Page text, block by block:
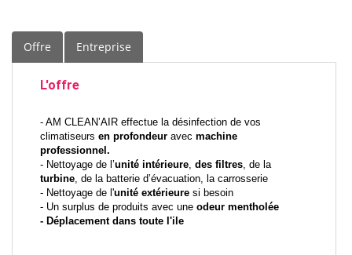
Offre Entreprise
L'offre
- AM CLEAN’AIR effectue la désinfection de vos
climatiseurs en profondeur avec machine
professionnel.
- Nettoyage de l’unité intérieure, des filtres, de la
turbine, de la batterie d’évacuation, la carrosserie
- Nettoyage de l'unité extérieure si besoin
- Un surplus de produits avec une odeur mentholée
- Déplacement dans toute l'ile